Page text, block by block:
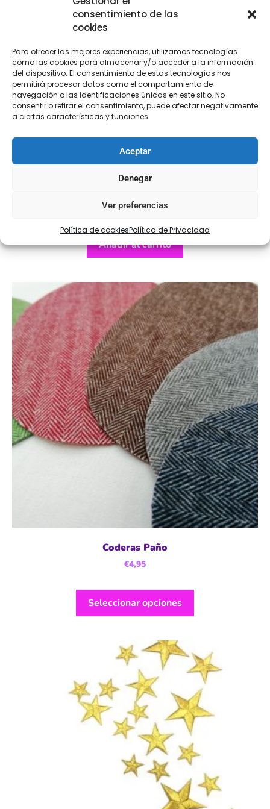
consentimiento de las
cookies
Para ofrecer las mejores experiencias, utilizamos tecnologías
como las cookies para almacenar y/o acceder a la información
del dispositivo. El consentimiento de estas tecnologías nos
permitirá procesar datos como el comportamiento de
navegación o las identificaciones únicas en este sitio. No
consentir o retirar el consentimiento, puede afectar negativamente
a ciertas características y funciones.
Aceptar
Denegar
Ver preferencias
Política de cookiesPolítica de Privacidad
€9,95
Añadir al carrito
Coderas Paño
€4,95
Seleccionar opciones